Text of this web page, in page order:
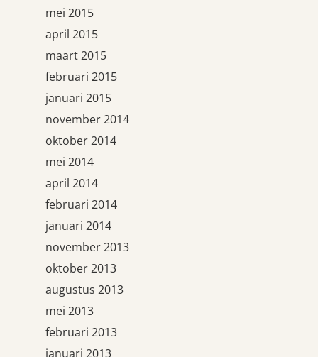
mei 2015
april 2015
maart 2015
februari 2015
januari 2015
november 2014
oktober 2014
mei 2014
april 2014
februari 2014
januari 2014
november 2013
oktober 2013
augustus 2013
mei 2013
februari 2013
januari 2013